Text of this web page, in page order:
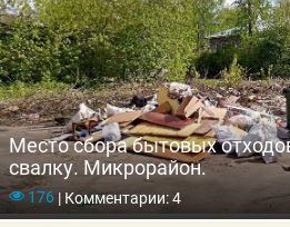
Место сбора бытовых
свалку. Микрорайон.
176|Комментарии: 4